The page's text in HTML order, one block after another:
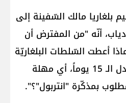
بلغاريا مالك السّفينة إلى
أنّه "من المفترض أن
أعطت السّلطات البلغاريّة
مهلة 40 يوماً للبنان، بدل الـ 15 يوماً، أي مهلة
بمذكّرة "انتربول"؟".